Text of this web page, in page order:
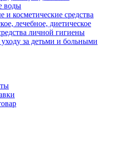
воды
косметические средства
лечебное, диетическое
личной гигиены
за детьми и больными